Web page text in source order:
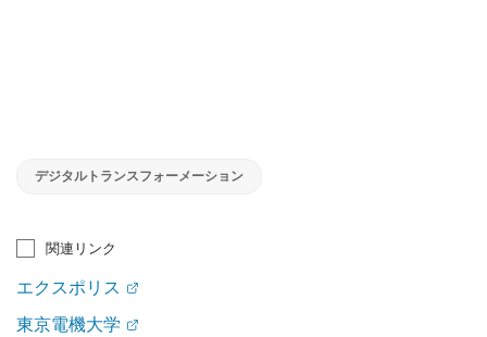
デジタルトランスフォーメーション
関連リンク
エクスポリス
東京電機大学